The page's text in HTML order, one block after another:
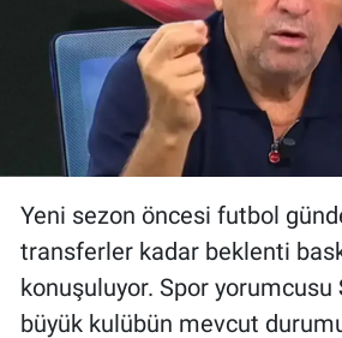
Yeni sezon öncesi futbol
transferler kadar beklenti
konuşuluyor. Spor yorumcusu
büyük kulübün mevcut
Bize ulaşın
İletişim/Künye
Yaşam
Gözden Kaçmasın
İletişim (Künye)